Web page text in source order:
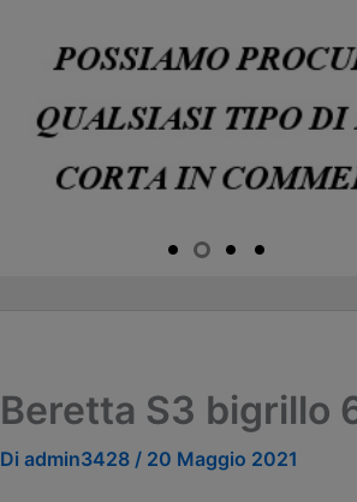
Beretta S3 bigrillo
Di admin3428 / 20 Maggio 2021